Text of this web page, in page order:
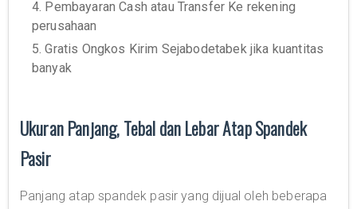
4. Pembayaran Cash atau Transfer Ke rekening
perusahaan
5. Gratis Ongkos Kirim Sejabodetabek jika kuantitas
banyak
Ukuran Panjang, Tebal dan Lebar Atap Spandek
Pasir
Panjang atap spandek pasir yang dijual oleh beberapa